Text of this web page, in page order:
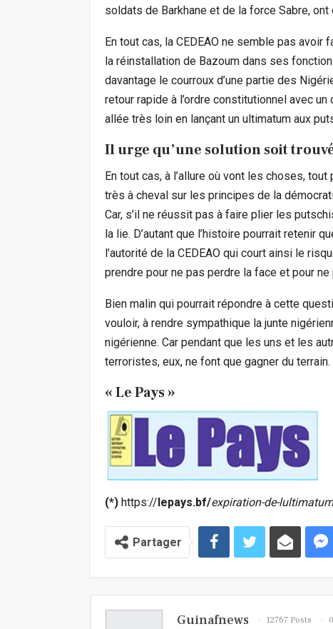
soldats de Barkhane et de la force Sabre,
En tout cas, la CEDEAO ne semble pas
la réinstallation de Bazoum dans ses
davantage le courroux d’une partie des
retour rapide à l’ordre constitutionnel avec
allée très loin en lançant un ultimatum aux
Il urge qu’une solution soit
En tout cas, à l’allure où vont les choses,
très à cheval sur les principes de la
Car, s’il ne réussit pas à faire plier les
la lie. D’autant que l’histoire pourrait retenir
l’autorité de la CEDEAO qui court ainsi le
prendre pour ne pas perdre la face et pour ne
Bien malin qui pourrait répondre à cette
vouloir, à rendre sympathique la junte
nigérienne. Car pendant que les uns et les
terroristes, eux, ne font que gagner du terrain.
« Le Pays »
(*) https://lepays.bf/expiration-de-
Partager
Guinafnews 12767 Posts
0